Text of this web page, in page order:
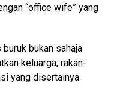
“office wife” yang
bukan sahaja
keluarga, rakan-
yang disertainya.